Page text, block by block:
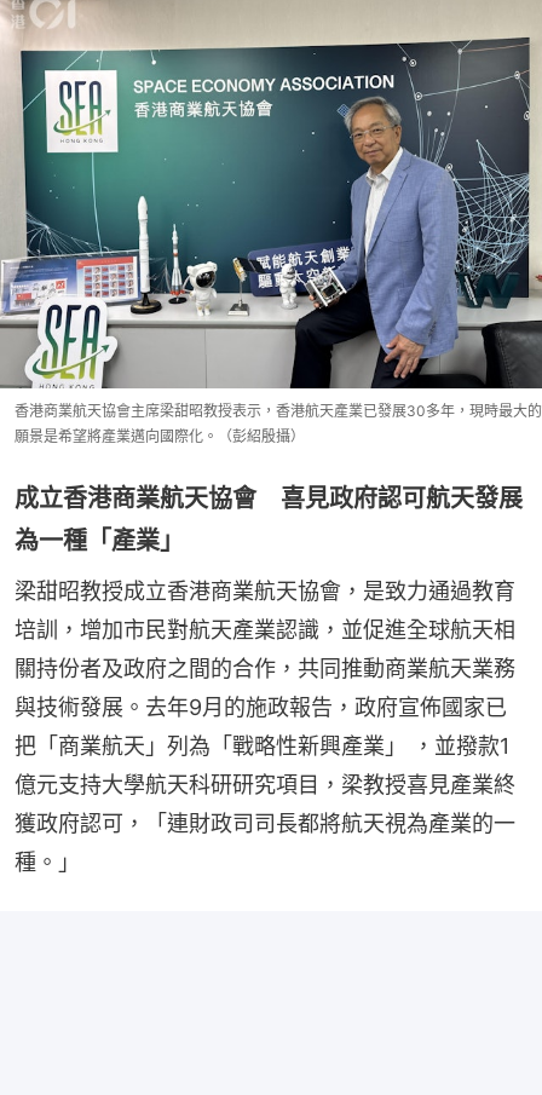
香港商業航天協會主席梁甜昭教授表示，香港航天產業已發展30多年，現時最大的
願景是希望將產業邁向國際化。（彭紹殷攝）
成立香港商業航天協會 喜見政府認可航天發展
為一種「產業」
梁甜昭教授成立香港商業航天協會，是致力通過教育
培訓，增加市民對航天產業認識，並促進全球航天相
關持份者及政府之間的合作，共同推動商業航天業務
與技術發展。去年9月的施政報告，政府宣佈國家已
把「商業航天」列為「戰略性新興產業」 ，並撥款1
億元支持大學航天科研研究項目，梁教授喜見產業終
獲政府認可，「連財政司司長都將航天視為產業的一
種。」